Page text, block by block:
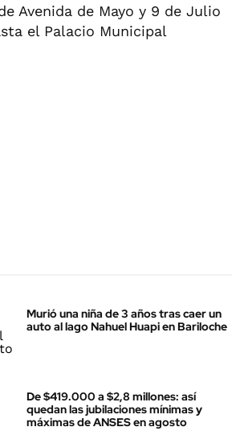
Avenida de Mayo y 9 de Julio
el Palacio Municipal
Murió una niña de 3 años tras caer un
auto al lago Nahuel Huapi en Bariloche
De $419.000 a $2,8 millones: así
quedan las jubilaciones mínimas y
máximas de ANSES en agosto